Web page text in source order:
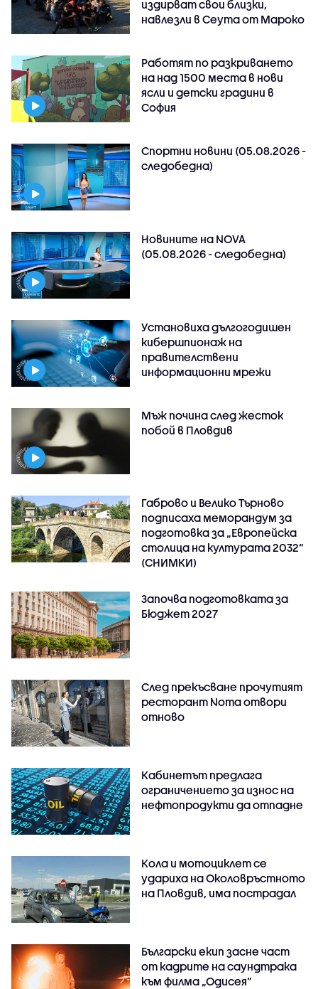
издирват свои близки,
навлезли в Сеута от Мароко
Работят по разкриването
на над 1500 места в нови
ясли и детски градини в
София
Спортни новини (05.08.2026 -
следобедна)
Новините на NOVA
(05.08.2026 - следобедна)
Установиха дългогодишен
кибершпионаж на
правителствени
информационни мрежи
Мъж почина след жесток
побой в Пловдив
Габрово и Велико Търново
подписаха меморандум за
подготовка за „Европейска
столица на културата 2032“
(СНИМКИ)
Започва подготовката за
Бюджет 2027
След прекъсване прочутият
ресторант Noma отвори
отново
Кабинетът предлага
ограничението за износ на
нефтопродукти да отпадне
Кола и мотоциклет се
удариха на Околовръстното
на Пловдив, има пострадал
Български екип засне част
от кадрите на саундтрака
към филма „Одисея“